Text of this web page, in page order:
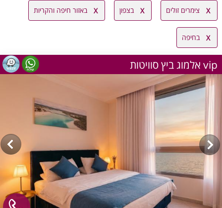
צימרים זולים בצפון באזור חיפה והקריות
בחיפה
אלמוג ביץ סוויטות vip